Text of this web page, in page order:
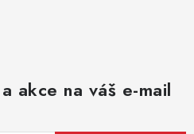
akce na váš e-mail